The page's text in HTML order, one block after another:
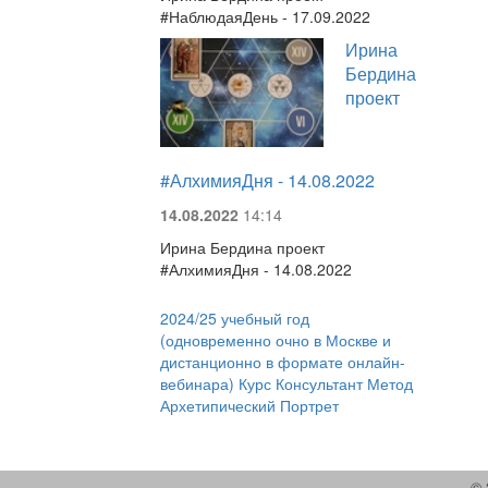
#НаблюдаяДень - 17.09.2022
Ирина
Бердина
проект
#АлхимияДня - 14.08.2022
14.08.2022 14:14
Ирина Бердина проект
#АлхимияДня - 14.08.2022
2024/25 учебный год
(одновременно очно в Москве и
дистанционно в формате онлайн-
вебинара) Курс Консультант Метод
Архетипический Портрет